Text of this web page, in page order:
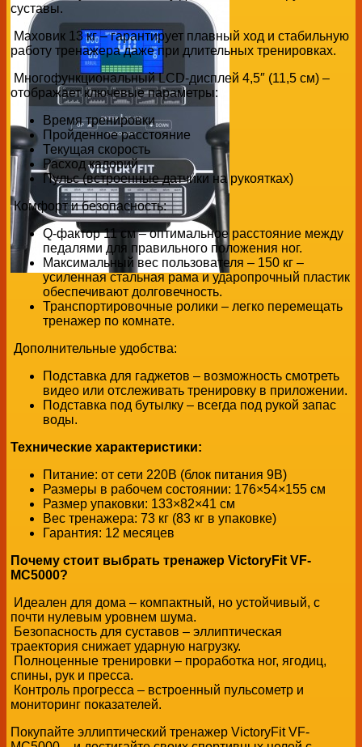
суставы.
Маховик 13 кг – гарантирует плавный ход и стабильную
работу тренажера даже при длительных тренировках.
Многофункциональный LCD-дисплей 4,5″ (11,5 см) –
отображает ключевые параметры:
Время тренировки
Пройденное расстояние
Текущая скорость
Расход калорий
Пульс (встроенные датчики на рукоятках)
Комфорт и безопасность:
Q-фактор 11 см – оптимальное расстояние между
педалями для правильного положения ног.
Максимальный вес пользователя – 150 кг –
усиленная стальная рама и ударопрочный пластик
обеспечивают долговечность.
Транспортировочные ролики – легко перемещать
тренажер по комнате.
Дополнительные удобства:
Подставка для гаджетов – возможность смотреть
видео или отслеживать тренировку в приложении.
Подставка под бутылку – всегда под рукой запас
воды.
Технические характеристики:
Питание: от сети 220В (блок питания 9В)
Размеры в рабочем состоянии: 176×54×155 см
Размер упаковки: 133×82×41 см
Вес тренажера: 73 кг (83 кг в упаковке)
Гарантия: 12 месяцев
Почему стоит выбрать тренажер VictoryFit VF-
MC5000?
Идеален для дома – компактный, но устойчивый, с
почти нулевым уровнем шума.
Безопасность для суставов – эллиптическая
траектория снижает ударную нагрузку.
Полноценные тренировки – проработка ног, ягодиц,
спины, рук и пресса.
Контроль прогресса – встроенный пульсометр и
мониторинг показателей.
Покупайте эллиптический тренажер VictoryFit VF-